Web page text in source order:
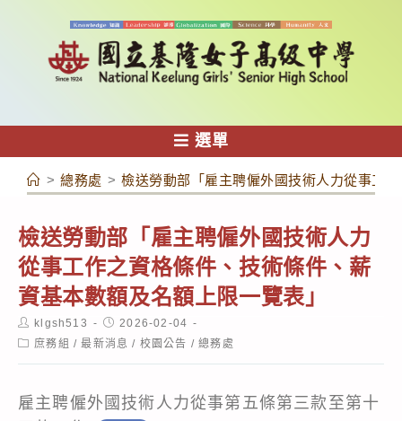
容
選單
> 總務處 > 檢送勞動部「雇主聘僱外國技術人力從事工
檢送勞動部「雇主聘僱外國技術人力
從事工作之資格條件、技術條件、薪
資基本數額及名額上限一覽表」
Post
author:
klgsh513
Post
published:
2026-02-04
Post庶務組 / 最新消息 / 校園公告 / 總務處
雇主聘僱外國技術人力從事第五條第三款至第十